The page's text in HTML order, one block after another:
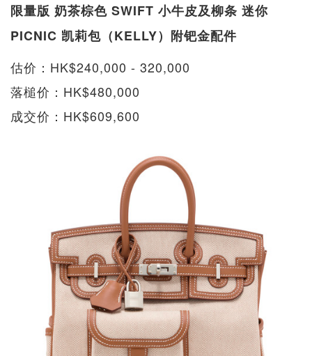
限量版 奶茶棕色 SWIFT 小牛皮及柳条 迷你
PICNIC 凯莉包（KELLY）附钯金配件
估价：HK$240,000 - 320,000
落槌价：HK$480,000
成交价：HK$609,600